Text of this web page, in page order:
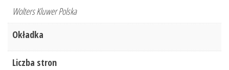
Wolters Kluwer Polska
Okładka
Liczba stron